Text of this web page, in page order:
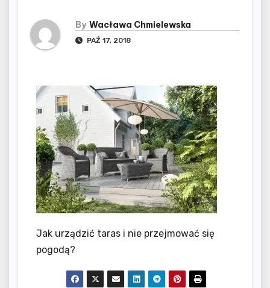
By Wacława Chmielewska
PAŹ 17, 2018
Jak urządzić taras i nie przejmować się
pogodą?